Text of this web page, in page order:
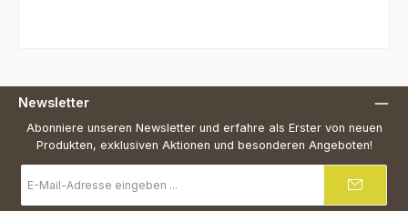
Newsletter
Abonniere unseren Newsletter und erfahre als Erster von neuen
Produkten, exklusiven Aktionen und besonderen Angeboten!
Mail-
Adresse